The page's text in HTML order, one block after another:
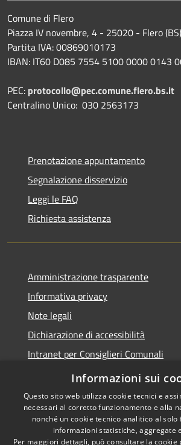
Comune di Flero
Piazza IV novembre, 4 - 25020 - Flero (BS)
Partita IVA: 00869010173
IBAN: IT60 D085 7554 5100 0000 0143
PEC: protocollo@pec.comune.flero.bs.it
Centralino Unico: 030 2563173
Prenotazione appuntamento
Segnalazione disservizio
Leggi le FAQ
Richiesta assistenza
Amministrazione trasparente
Informativa privacy
Note legali
Dichiarazione di accessibilità
Intranet per Consiglieri Comunali
Codice Univoco Fatturazione
Informazioni sui
Questo sito web utilizza cookie tecnici e
necessari al corretto funzionamento e alla
nonché un cookie tecnico analitico al
informazioni statistiche, aggregate
Per maggiori dettagli, può consultare la cookie